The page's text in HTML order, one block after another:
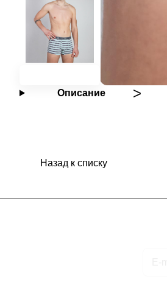
Описание
Назад к списку